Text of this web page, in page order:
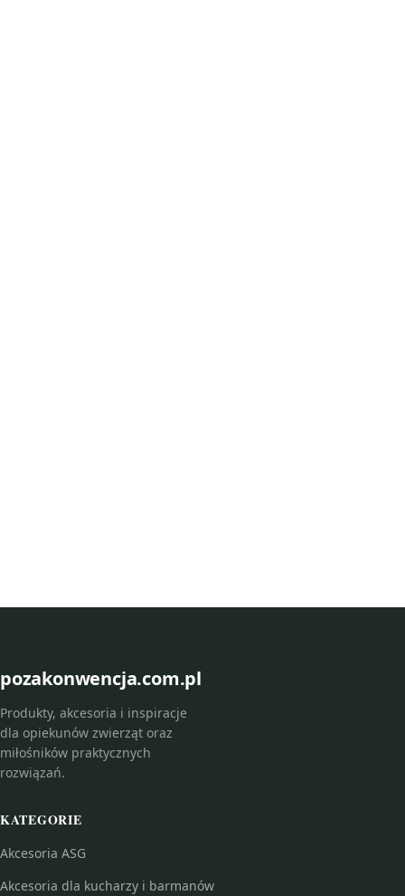
pozakonwencja.com.pl
Produkty, akcesoria i inspiracje
dla opiekunów zwierząt oraz
miłośników praktycznych
rozwiązań.
KATEGORIE
Akcesoria ASG
Akcesoria dla kucharzy i barmanów